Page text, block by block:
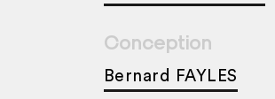
Conception
Bernard FAYLES